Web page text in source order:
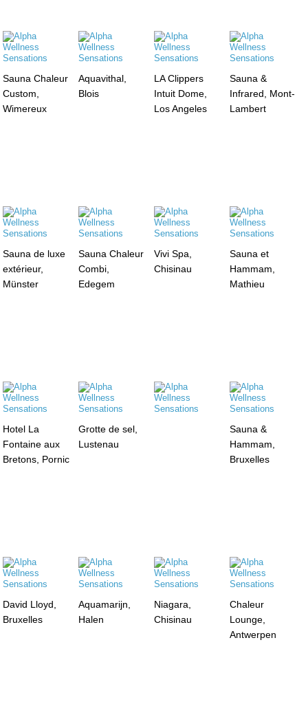
Sauna Chaleur
Custom,
Wimereux
Aquavithal,
Blois
LA Clippers
Intuit Dome,
Los Angeles
Sauna &
Infrared, Mont-
Lambert
Sauna de luxe
extérieur,
Münster
Sauna Chaleur
Combi,
Edegem
Vivi Spa,
Chisinau
Sauna et
Hammam,
Mathieu
Hotel La
Fontaine aux
Bretons, Pornic
Grotte de sel,
Lustenau
Sauna &
Hammam,
Bruxelles
David Lloyd,
Bruxelles
Aquamarijn,
Halen
Niagara,
Chisinau
Chaleur
Lounge,
Antwerpen